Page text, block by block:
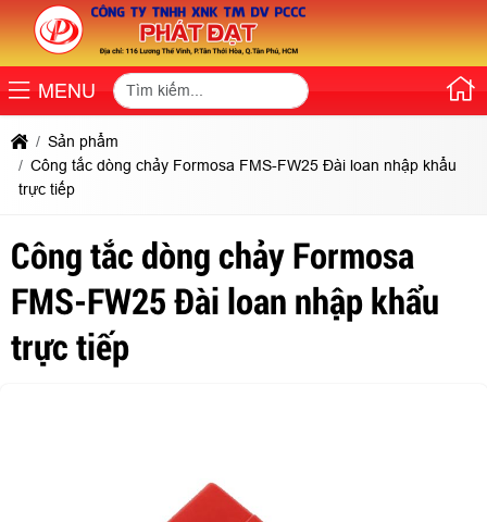
MENU
Sản phẩm
Công tắc dòng chảy Formosa FMS-FW25 Đài loan nhập khẩu
trực tiếp
Công tắc dòng chảy Formosa
FMS-FW25 Đài loan nhập khẩu
trực tiếp